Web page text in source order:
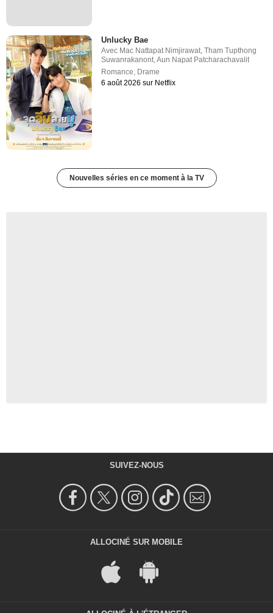
Unlucky Bae
Avec Mac Nattapat Nimjirawat ,Tham Tupthong
Suwanrakanont ,Aun Napat Patcharachavalit
Romance Drame
6 août 2026 sur Netflix
Nouvelles séries en ce moment à la TV
SUIVEZ-NOUS
ALLOCINÉ SUR MOBILE